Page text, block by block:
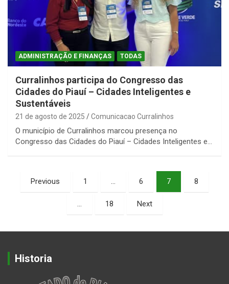
ADMINISTRAÇÃO E FINANÇAS TODAS
Curralinhos participa do Congresso das
Cidades do Piauí – Cidades Inteligentes e
Sustentáveis
21 de agosto de 2025 Comunicacao Curralinhos
O município de Curralinhos marcou presença no
Congresso das Cidades do Piauí – Cidades Inteligentes e…
Paginação
de
Previous 1 … 6 7 8
… 18 Next
Historia